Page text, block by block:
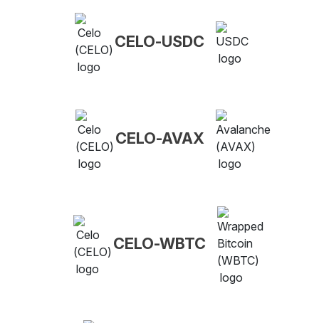
CELO-USDC
CELO-AVAX
CELO-WBTC